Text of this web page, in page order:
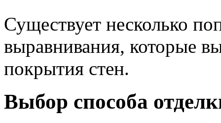
Существует несколько
выравнивания, которые
покрытия стен.
Выбор способа